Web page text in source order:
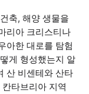
축, 해양 생물을
리아 크리스티나
아한 대로를 탐험
게 형성했는지 알
산 비센테와 산타
타브리아 지역